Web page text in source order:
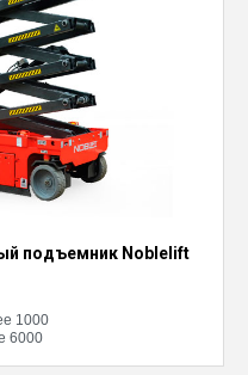
подъемник Noblelift
1000
6000